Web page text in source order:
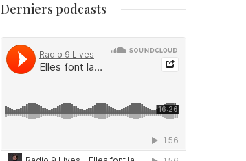
Derniers podcasts